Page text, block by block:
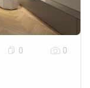
0 0